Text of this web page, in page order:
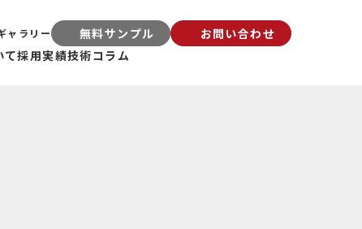
て採用実績技術コラム
ャラリー 無料サンプル お問い合わせ